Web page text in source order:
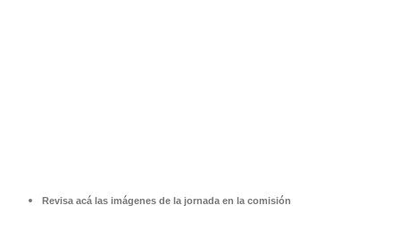
Revisa acá las imágenes de la jornada en la comisión